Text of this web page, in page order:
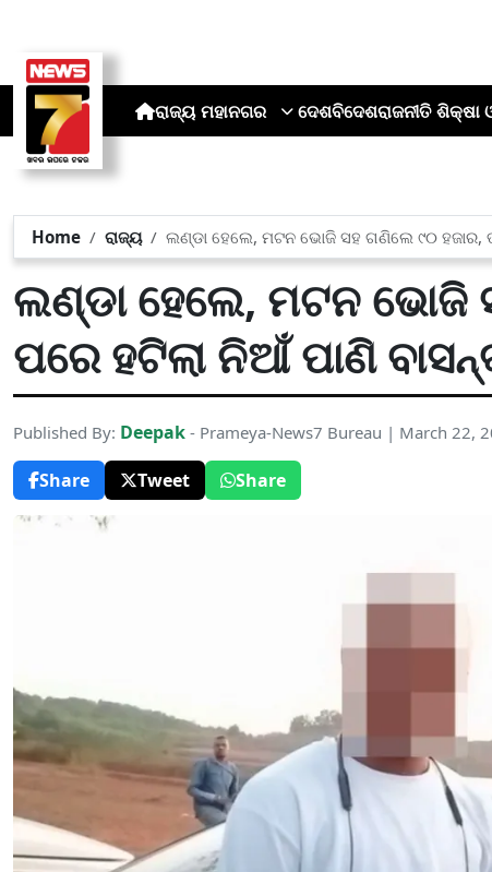
ରାଜ୍ୟ ମହାନଗର ଦେଶବିଦେଶରାଜନୀତି ଶିକ୍ଷା
Home ରାଜ୍ୟ ଲଣ୍ଡା ହେଲେ, ମଟନ ଭୋଜି ସହ ଗଣିଲେ ୯୦ ହଜାର,
ଲଣ୍ଡା ହେଲେ, ମଟନ ଭୋଜି
ପରେ ହଟିଲା ନିଆଁ ପାଣି
Published By: Deepak - Prameya-News7 Bureau | March 22,
Share
Tweet Share